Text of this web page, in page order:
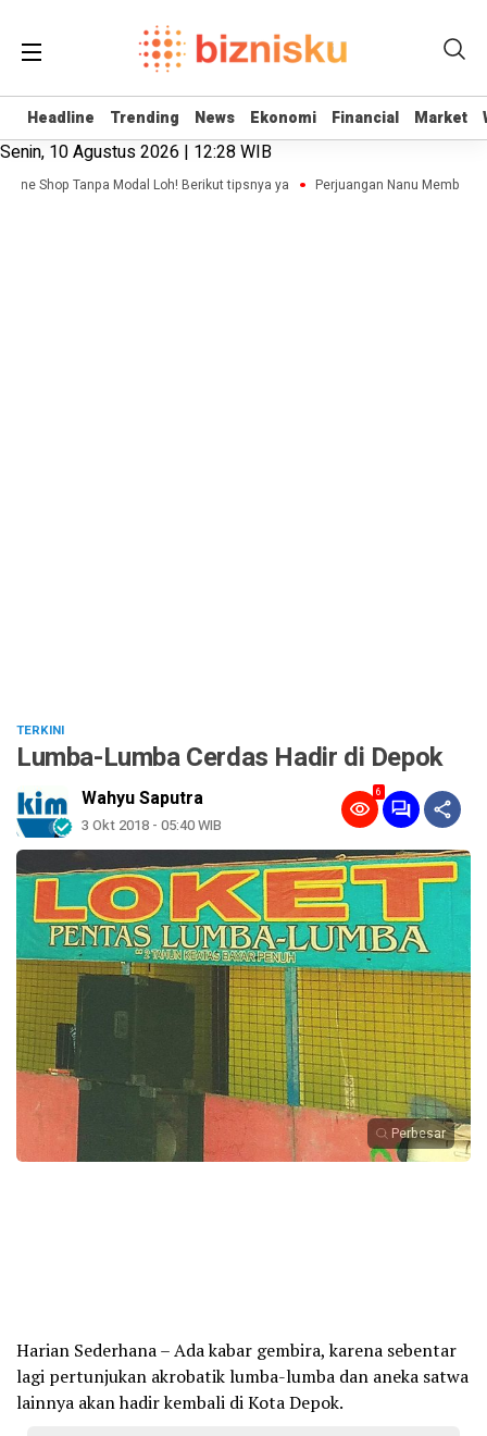
Headline Trending News Ekonomi Financial Market
Headline Trending News Ekonomi Financial Market
Senin, 10 Agustus 2026 | 12:28 WIB
Shop Tanpa Modal Loh! Berikut tipsnya ya Perjuangan Nanu
TERKINI
Lumba-Lumba Cerdas Hadir di Depok
Wahyu Saputra
3 Okt 2018 - 05:40 WIB
6
Perbesar
Harian Sederhana – Ada kabar gembira, karena sebentar
lagi pertunjukan akrobatik lumba-lumba dan aneka satwa
lainnya akan hadir kembali di Kota Depok.